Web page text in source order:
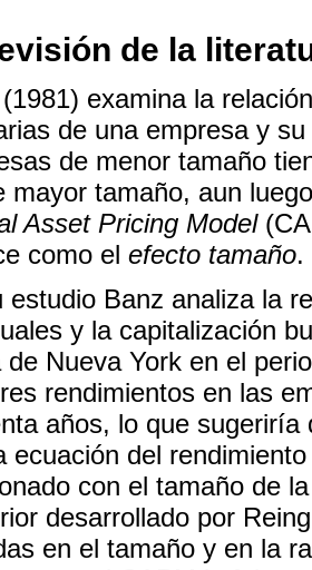
de la
examina la
de una empresa y
de menor tamaño
mayor tamaño, aun
Asset Pricing Model
como el efecto tamaño.
estudio Banz analiza la
y la capitalización
de Nueva York en el
rendimientos en las
años, lo que
ecuación del
con el tamaño de
desarrollado por
en el tamaño y en la